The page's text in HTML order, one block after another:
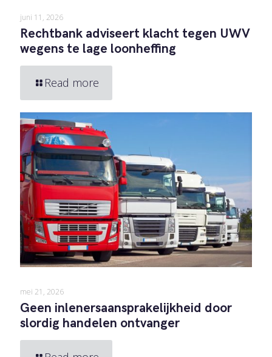
juni 11, 2026
Rechtbank adviseert klacht tegen UWV
wegens te lage loonheffing
Read more
mei 21, 2026
Geen inlenersaansprakelijkheid door
slordig handelen ontvanger